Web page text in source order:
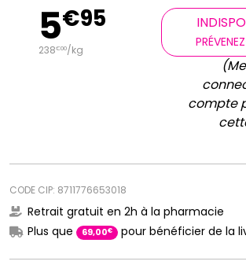
5€95
238€00/kg
compte
CODE CIP: 8711776653018
Retrait gratuit en 2h à la pharmacie
Plus que
69,00€ pour bénéficier de la